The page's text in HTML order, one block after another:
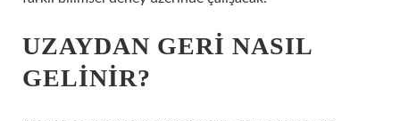
UZAYDAN GERI NASIL
GELINIR?